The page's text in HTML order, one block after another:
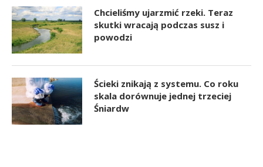
Chcieliśmy ujarzmić rzeki. Teraz
skutki wracają podczas susz i
powodzi
Ścieki znikają z systemu. Co roku
skala dorównuje jednej trzeciej
Śniardw